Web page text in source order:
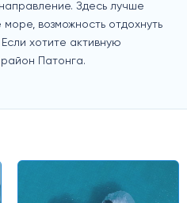
Здесь лучше
возможность отдохнуть
хотите активную
Патонга.